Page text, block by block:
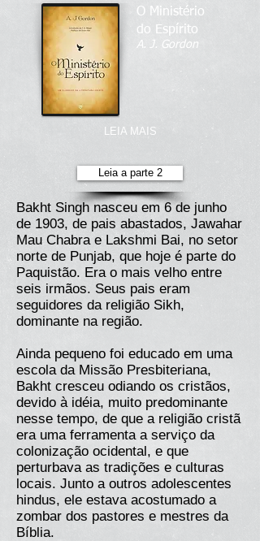
O Ministério
do Espírito
A. J. Gordon
LEIA MAIS
Bakht Singh nasceu em 6 de junho
de 1903, de pais abastados, Jawahar
Mau Chabra e Lakshmi Bai, no setor
norte de Punjab, que hoje é parte do
Paquistão. Era o mais velho entre
seis irmãos. Seus pais eram
seguidores da religião Sikh,
dominante na região.
Ainda pequeno foi educado em uma
escola da Missão Presbiteriana,
Bakht cresceu odiando os cristãos,
devido à idéia, muito predominante
nesse tempo, de que a religião cristã
era uma ferramenta a serviço da
colonização ocidental, e que
perturbava as tradições e culturas
locais. Junto a outros adolescentes
hindus, ele estava acostumado a
zombar dos pastores e mestres da
Bíblia.
Leia a parte 2